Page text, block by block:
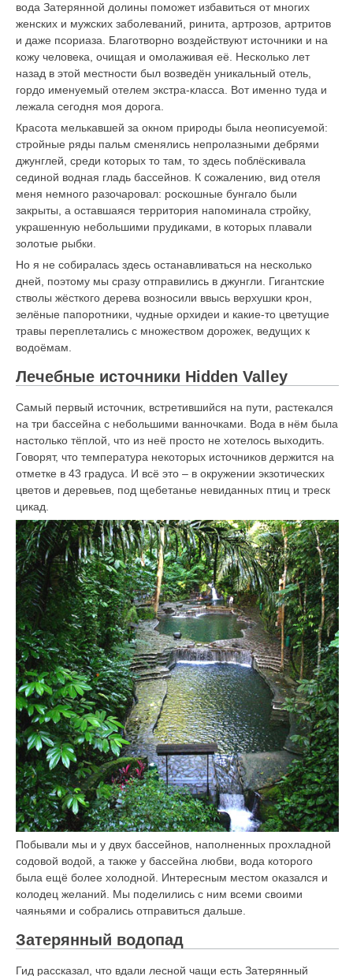
вода Затерянной долины поможет избавиться от многих
женских и мужских заболеваний, ринита, артрозов, артритов
и даже псориаза. Благотворно воздействуют источники и на
кожу человека, очищая и омолаживая её. Несколько лет
назад в этой местности был возведён уникальный отель,
гордо именуемый отелем экстра-класса. Вот именно туда и
лежала сегодня моя дорога.
Красота мелькавшей за окном природы была неописуемой:
стройные ряды пальм сменялись непролазными дебрями
джунглей, среди которых то там, то здесь поблёскивала
сединой водная гладь бассейнов. К сожалению, вид отеля
меня немного разочаровал: роскошные бунгало были
закрыты, а оставшаяся территория напоминала стройку,
украшенную небольшими прудиками, в которых плавали
золотые рыбки.
Но я не собиралась здесь останавливаться на несколько
дней, поэтому мы сразу отправились в джунгли. Гигантские
стволы жёсткого дерева возносили ввысь верхушки крон,
зелёные папоротники, чудные орхидеи и какие-то цветущие
травы переплетались с множеством дорожек, ведущих к
водоёмам.
Лечебные источники Hidden Valley
Самый первый источник, встретившийся на пути, растекался
на три бассейна с небольшими ванночками. Вода в нём была
настолько тёплой, что из неё просто не хотелось выходить.
Говорят, что температура некоторых источников держится на
отметке в 43 градуса. И всё это – в окружении экзотических
цветов и деревьев, под щебетанье невиданных птиц и треск
цикад.
Побывали мы и у двух бассейнов, наполненных прохладной
содовой водой, а также у бассейна любви, вода которого
была ещё более холодной. Интересным местом оказался и
колодец желаний. Мы поделились с ним всеми своими
чаяньями и собрались отправиться дальше.
Затерянный водопад
Гид рассказал, что вдали лесной чащи есть Затерянный